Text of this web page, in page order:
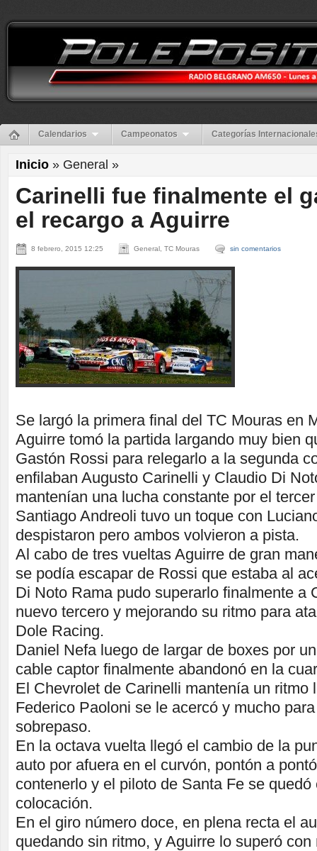
Calendarios Campeonatos Categorías
Inicio » General »
Carinelli fue finalmente el
el recargo a Aguirre
8 febrero, 2015 12:25 General, TC Mouras sin comentarios
Se largó la primera final del TC Mouras en
Aguirre tomó la partida largando muy bien
Gastón Rossi para relegarlo a la segunda
enfilaban Augusto Carinelli y Claudio Di
mantenían una lucha constante por el
Santiago Andreoli tuvo un toque con
despistaron pero ambos volvieron a pista.
Al cabo de tres vueltas Aguirre de gran
se podía escapar de Rossi que estaba al
Di Noto Rama pudo superarlo finalmente a
nuevo tercero y mejorando su ritmo para
Dole Racing.
Daniel Nefa luego de largar de boxes por
cable captor finalmente abandonó en la
El Chevrolet de Carinelli mantenía un ritmo
Federico Paoloni se le acercó y mucho
sobrepaso.
En la octava vuelta llegó el cambio de la
auto por afuera en el curvón, pontón a
contenerlo y el piloto de Santa Fe se quedó
colocación.
En el giro número doce, en plena recta el
quedando sin ritmo, y Aguirre lo superó